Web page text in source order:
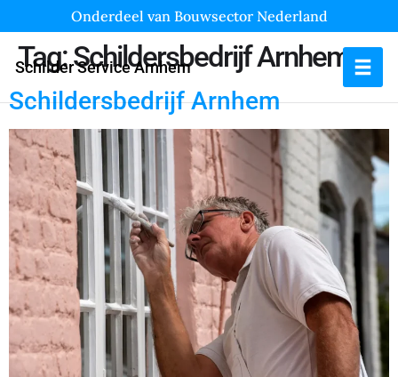
Onderdeel van Bouwsector Nederland
Schilder Service Arnhem
Tag:Schildersbedrijf Arnhem
Schildersbedrijf Arnhem